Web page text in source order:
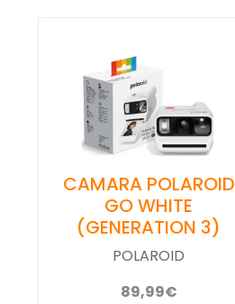
CAMARA POLAROID
GO WHITE
(GENERATION 3)
POLAROID
89,99€